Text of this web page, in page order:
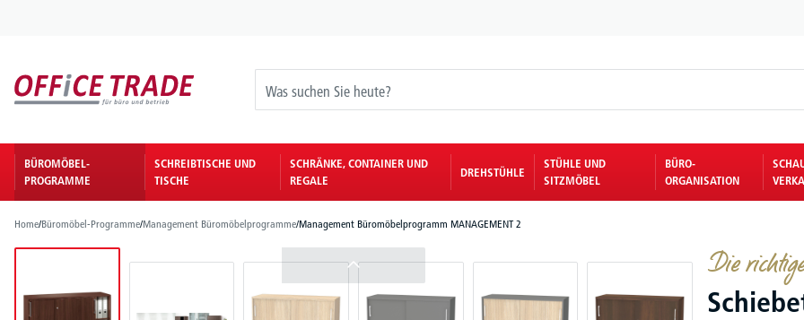
BÜROMÖBEL-
PROGRAMME
SCHREIBTISCHE UND
TISCHE
SCHRÄNKE, CONTAINER UND
REGALE
DREHSTÜHLE
STÜHLE UND
SITZMÖBEL
BÜRO-
ORGANISATION
Home/Büromöbel-Programme/Management Büromöbelprogramme/Management Büromöbelprogramm MANAGEMENT 2
Die